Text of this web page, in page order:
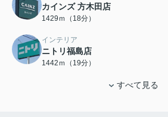
カインズ 方木田店
1429ｍ（18分）
インテリア
ニトリ福島店
1442ｍ（19分）
すべて見る